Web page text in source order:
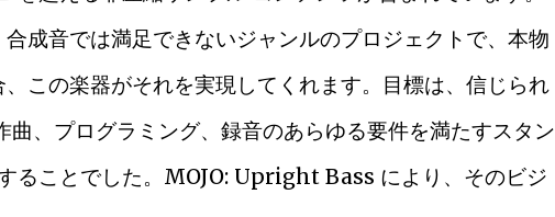
成音では満足できないジャンルのプロジェクトで、本物
この楽器がそれを実現してくれます。目標は、信じられ
、プログラミング、録音のあらゆる要件を満たすスタン
ることでした。MOJO: Upright Bass により、そのビジ